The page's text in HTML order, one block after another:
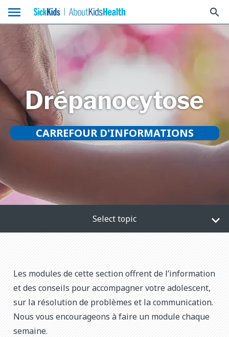
menu search
Drépanocytose
CARREFOUR D'INFORMATIONS
Select topic
Les modules de cette section offrent de l’information
et des conseils pour accompagner votre adolescent,
sur la résolution de problèmes et la communication.
Nous vous encourageons à faire un module chaque
semaine.